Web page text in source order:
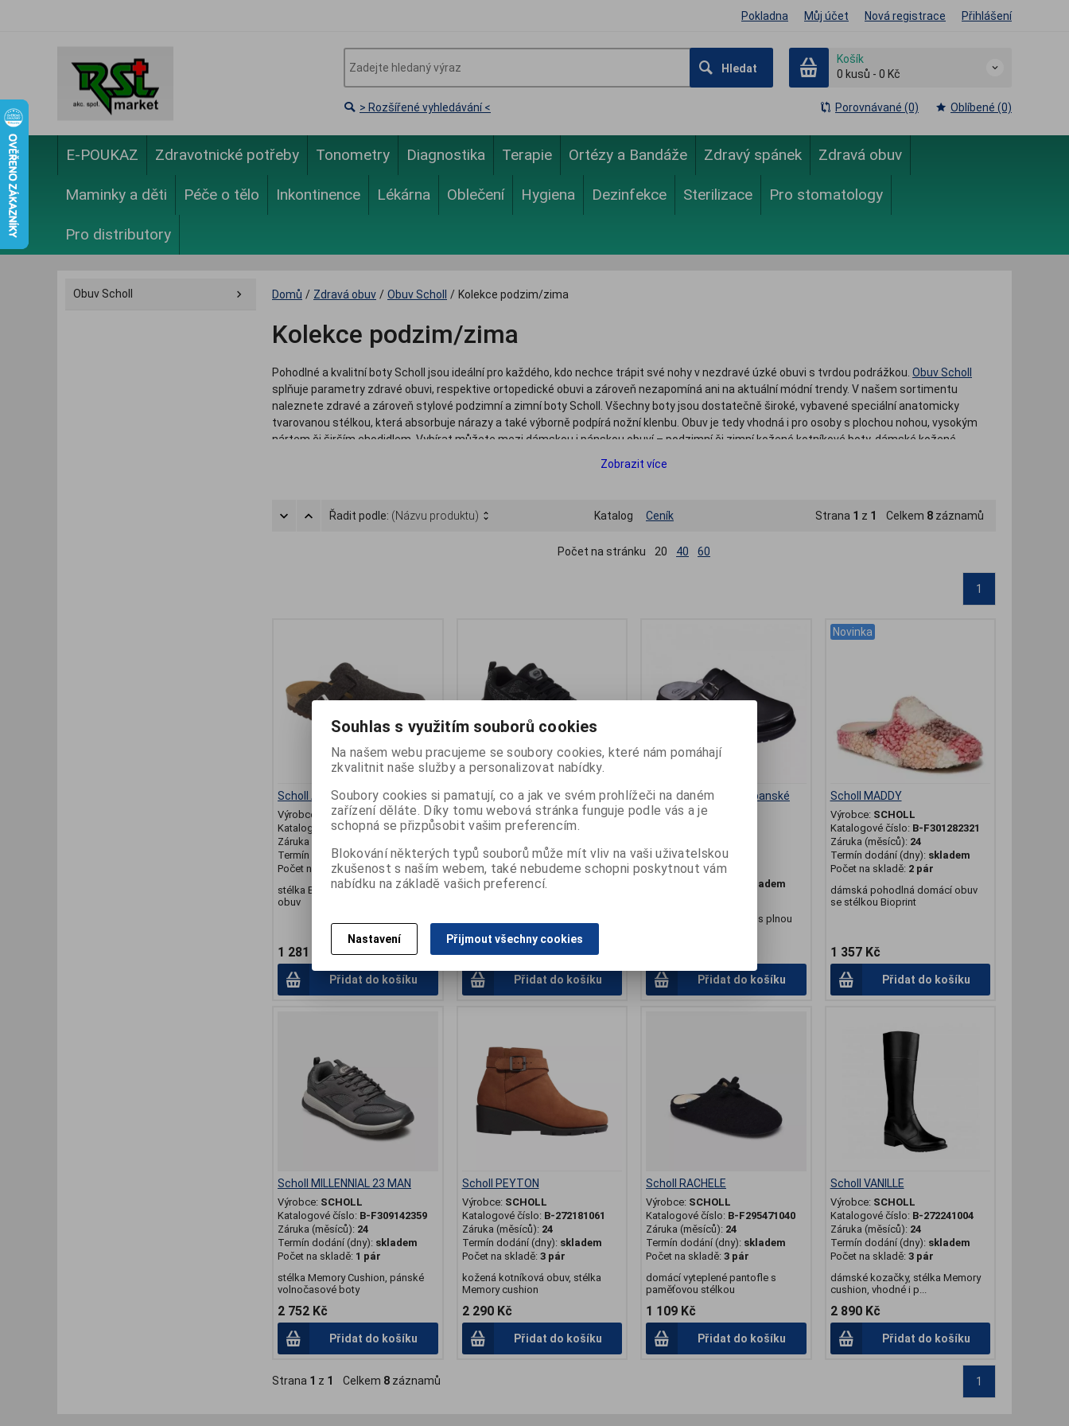
Pokladna Můj účet Nová registrace Přihlášení
Hledat
Košík
0 kusů - 0 Kč
> Rozšířené vyhledávání < Porovnávané (0) Oblíbené (0)
E-POUKAZ Zdravotnické potřeby Tonometry Diagnostika Terapie Ortézy a Bandáže Zdravý spánek Zdravá obuv
Maminky a děti Péče o tělo Inkontinence Lékárna Oblečení Hygiena Dezinfekce Sterilizace Pro stomatology
Pro distributory
Obuv Scholl Domů / Zdravá obuv / Obuv Scholl / Kolekce podzim/zima
Kolekce podzim/zima
Pohodlné a kvalitní boty Scholl jsou ideální pro každého, kdo nechce trápit své nohy v nezdravé úzké obuvi s tvrdou podrážkou. Obuv Scholl
splňuje parametry zdravé obuvi, respektive ortopedické obuvi a zároveň nezapomíná ani na aktuální módní trendy. V našem sortimentu
naleznete zdravé a zároveň stylové podzimní a zimní boty Scholl. Všechny boty jsou dostatečně široké, vybavené speciální anatomicky
tvarovanou stélkou, která absorbuje nárazy a také výborně podpírá nožní klenbu. Obuv je tedy vhodná i pro osoby s plochou nohou, vysokým
nártem či širším chodidlem. Vybírat můžete mezi dámskou i pánskou obuví – podzimní či zimní kožené kotníkové boty, dámské kožené
kozačky, dámská i pánská domácí obuv Scholl pro chladné dny apod.
Zobrazit více
Řadit podle: (Názvu produktu) Katalog Ceník Strana 1 z 1 Celkem 8 záznamů
Počet na stránku 20 40 60
1
Scholl AMIATA MAN
Výrobce:
SCHOLL
Katalogové číslo: B-F263001019
Záruka (měsíců):
Termín dodání (dny):skladem
Počet na skladě:1 pár
stélka Bioprint, pánská domácí
obuv
1 281 Kč
Přidat do košíku
Scholl CAMDEN TWO
Katalogové číslo:B-F302001004
Termín dodání (dny):skladem
šíře F, stélka Memory Cushion
2 416 Kč
Přidat do košíku
Scholl KLAUS elastic panské
pantofle plná špička
F295661004420
Záruka (měsíců):24
skladem
pánské pružné pantofle s plnou
Přidat do košíku
Novinka
Scholl MADDY
Výrobce: SCHOLL
Katalogové číslo: B-F301282321
Záruka (měsíců): 24
Termín dodání (dny): skladem
Počet na skladě: 2 pár
dámská pohodlná domácí obuv
se stélkou Bioprint
1 357 Kč
Přidat do košíku
Scholl MILLENNIAL 23 MAN
Výrobce: SCHOLL
Katalogové číslo: B-F309142359
Záruka (měsíců): 24
Termín dodání (dny): skladem
Počet na skladě: 1 pár
stélka Memory Cushion, pánské
volnočasové boty
2 752 Kč
Přidat do košíku
Scholl PEYTON
Výrobce: SCHOLL
Katalogové číslo: B-272181061
Záruka (měsíců): 24
Termín dodání (dny): skladem
Počet na skladě: 3 pár
kožená kotníková obuv, stélka
Memory cushion
2 290 Kč
Přidat do košíku
Scholl RACHELE
Výrobce: SCHOLL
Katalogové číslo: B-F295471040
Záruka (měsíců): 24
Termín dodání (dny): skladem
Počet na skladě: 3 pár
domácí vyteplené pantofle s
paměťovou stélkou
1 109 Kč
Přidat do košíku
Scholl VANILLE
Výrobce: SCHOLL
Katalogové číslo: B-272241004
Záruka (měsíců): 24
Termín dodání (dny): skladem
Počet na skladě: 3 pár
dámské kozačky, stélka Memory
cushion, vhodné i p...
2 890 Kč
Přidat do košíku
Strana 1 z 1 Celkem 8 záznamů 1
Souhlas s využitím souborů cookies
Na našem webu pracujeme se soubory cookies, které nám pomáhají
zkvalitnit naše služby a personalizovat nabídky.
Soubory cookies si pamatují, co a jak ve svém prohlížeči na daném
zařízení děláte. Díky tomu webová stránka funguje podle vás a je
schopná se přizpůsobit vašim preferencím.
Blokování některých typů souborů může mít vliv na vaši uživatelskou
zkušenost s naším webem, také nebudeme schopni poskytnout vám
nabídku na základě vašich preferencí.
Nastavení Přijmout všechny cookies